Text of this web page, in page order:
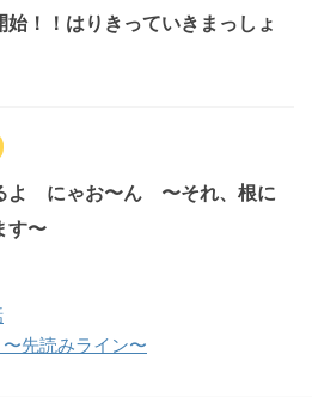
始！！はりきっていきまっしょ
よ にゃお〜ん 〜それ、根に
す〜
先読みライン〜